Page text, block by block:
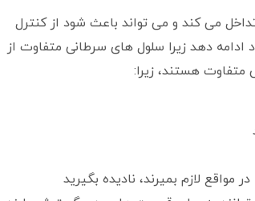
می کند و می تواند باعث شود از کنترل
دهد زیرا سلول های سرطانی متفاوت از
هستند، زیرا:
لازم بمیرند، نادیده بگیرید